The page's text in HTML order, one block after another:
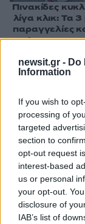
newsit.gr - Do
Information
If you wish to
processing of
targeted
section to
opt-out request
interest-based
us or personal
your opt-out.
disclosure of
IAB’s list of
Πινακίδες
λίγα κλικ: Τα
παραγγελίες